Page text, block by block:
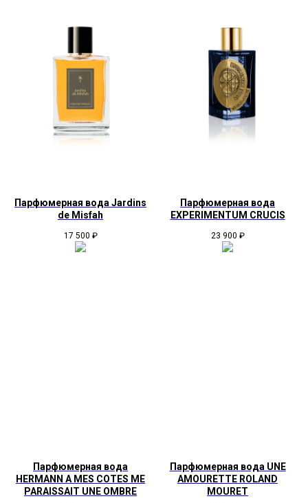
Парфюмерная вода Jardins
de Misfah
17 500 ₽
Парфюмерная вода
EXPERIMENTUM CRUCIS
23 900 ₽
Парфюмерная вода
HERMANN A MES COTES ME
PARAISSAIT UNE OMBRE
Парфюмерная вода UNE
AMOURETTE ROLAND
MOURET